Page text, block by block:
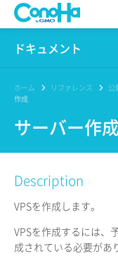
WING
Pencil
サービス一覧
サポート
ドキュメント
このサイトについて
プロダクト
リファレンス
リリースノート
ホーム リファレンス 公
作成
サーバー作成
Description
VPSを作成します。
VPSを作成するには、
成されている必要があ